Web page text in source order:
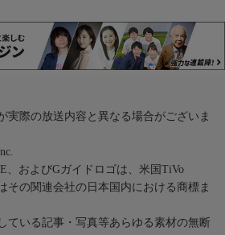
実際の放送内容と異なる場合がございま
、およびGガイドロゴは、米国TiVo
その関連会社の日本国内における商標ま
ている記事・写真等あらゆる素材の無断